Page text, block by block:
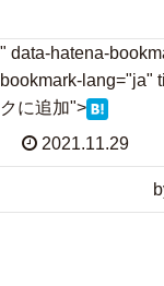
" data-hatena-
bookmark-lang="ja"
クに追加">
2021.11.29